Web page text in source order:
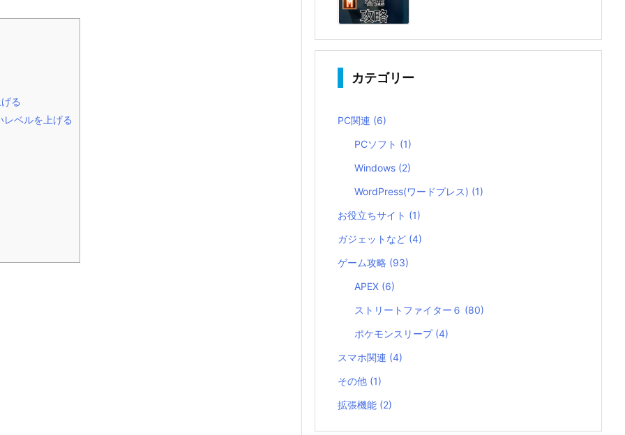
る
ベルを上げる
カテゴリー
PC関連 (6)
PCソフト (1)
Windows (2)
WordPress(ワードプレス) (1)
お役立ちサイト (1)
ガジェットなど (4)
ゲーム攻略 (93)
APEX (6)
ストリートファイター６ (80)
ポケモンスリープ (4)
スマホ関連 (4)
その他 (1)
拡張機能 (2)